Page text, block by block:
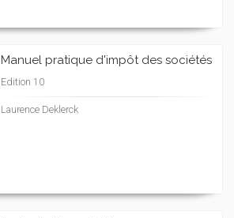
Manuel pratique d'impôt des sociétés
Edition 10
Laurence Deklerck